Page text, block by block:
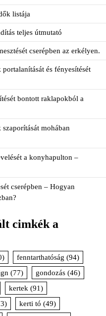
listája
teljes útmutató
cserépben az erkélyen.
és fényesítését
bontott raklapokból a
mohában
a konyhapulton –
cserépben – Hogyan
cimkék a
fenntarthatóság (94)
(77) gondozás (46)
kertek (91)
kerti tó (49)